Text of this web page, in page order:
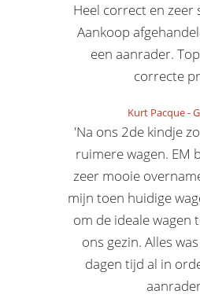
Heel correct en zeer
Aankoop
een aanrader.
correcte
Kurt Pacque-
'Na ons 2de kindje
ruimere wagen. EM
zeer mooie
mijn toen huidige
om de ideale wagen
ons gezin. Alles
dagen tijd al in